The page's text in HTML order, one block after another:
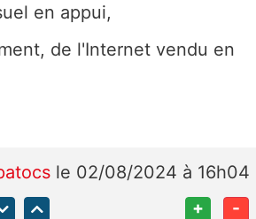
en appui,
de l'Internet vendu en
le 02/08/2024 à 16h04
+ -